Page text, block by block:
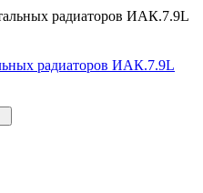
радиаторов ИАК.7.9L